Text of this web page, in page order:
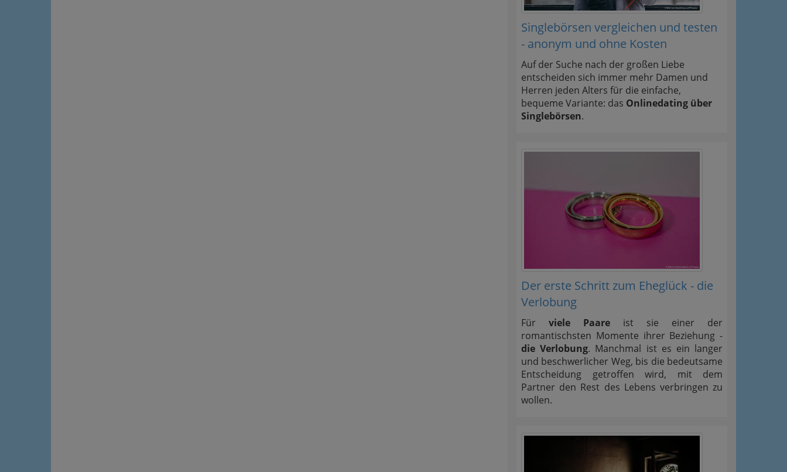
Singlebörsen vergleichen und testen
- anonym und ohne Kosten
Auf der Suche nach der großen Liebe
entscheiden sich immer mehr Damen und
Herren jeden Alters für die einfache,
bequeme Variante: das Onlinedating über
Singlebörsen.
Der erste Schritt zum Eheglück - die
Verlobung
Für viele Paare ist sie einer der
romantischsten Momente ihrer Beziehung -
die Verlobung. Manchmal ist es ein langer
und beschwerlicher Weg, bis die bedeutsame
Entscheidung getroffen wird, mit dem
Partner den Rest des Lebens verbringen zu
wollen.